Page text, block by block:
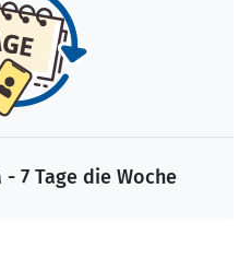
7 Tage die Woche